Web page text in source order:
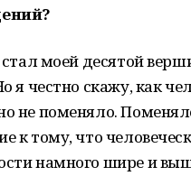
стал моей десятой
я честно скажу, как
не поменяло.
к тому, что
намного шире и